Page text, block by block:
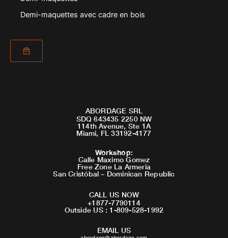
Demi-maquettes avec cadre en bois
ABORDAGE SRL
SDQ 643435 2250 NW
114th Avenue, Ste 1A
Miami, FL 33192-4177
Workshop:
Calle Maximo Gomez
Free Zone La Armeria
San Cristóbal – Dominican Republic
CALL US NOW
+1877-7790114
Outside US : 1-809-528-1992
EMAIL US